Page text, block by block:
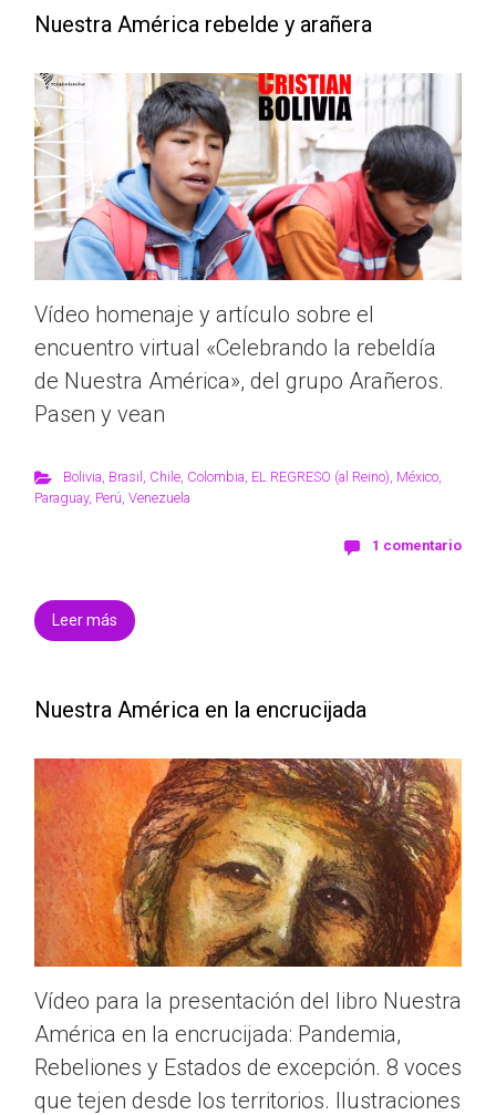
Nuestra América rebelde y arañera
Vídeo homenaje y artículo sobre el
encuentro virtual «Celebrando la rebeldía
de Nuestra América», del grupo Arañeros.
Pasen y vean
Bolivia, Brasil , Chile, Colombia, EL REGRESO (al Reino), México,
Paraguay, Perú, Venezuela
1 comentario
Leer más
Nuestra América en la encrucijada
Vídeo para la presentación del libro Nuestra
América en la encrucijada: Pandemia,
Rebeliones y Estados de excepción. 8 voces
que tejen desde los territorios. Ilustraciones